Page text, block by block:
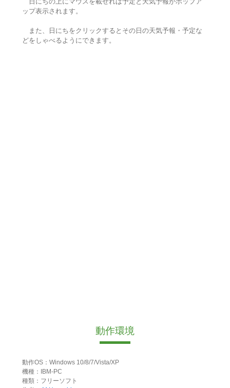
ップ表示されます。
また、日にちをクリックするとその日の天気予報・予定な
どをしゃべるようにできます。
動作環境
動作OS：Windows 10/8/7/Vista/XP
機種：IBM-PC
種類：フリーソフト